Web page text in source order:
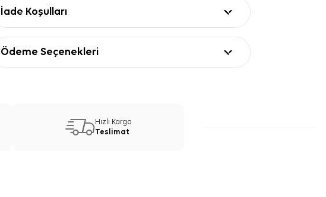
Ürün Detayları
Özellik
Kumaş kalitesi
İpek
İade Koşulları
Ödeme Seçenekleri
Hızlı Kargo
Teslimat